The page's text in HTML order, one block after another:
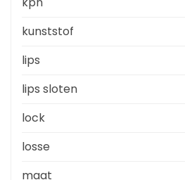
kunststof
lips
lips sloten
lock
losse
maat